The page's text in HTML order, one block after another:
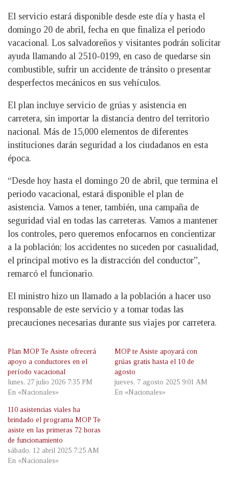
El servicio estará disponible desde este día y hasta el
domingo 20 de abril, fecha en que finaliza el periodo
vacacional. Los salvadoreños y visitantes podrán solicitar
ayuda llamando al 2510-0199, en caso de quedarse sin
combustible, sufrir un accidente de tránsito o presentar
desperfectos mecánicos en sus vehículos.
El plan incluye servicio de grúas y asistencia en
carretera, sin importar la distancia dentro del territorio
nacional. Más de 15,000 elementos de diferentes
instituciones darán seguridad a los ciudadanos en esta
época.
“Desde hoy hasta el domingo 20 de abril, que termina el
periodo vacacional, estará disponible el plan de
asistencia. Vamos a tener, también, una campaña de
seguridad vial en todas las carreteras. Vamos a mantener
los controles, pero queremos enfocarnos en concientizar
a la población; los accidentes no suceden por casualidad,
el principal motivo es la distracción del conductor”,
remarcó el funcionario.
El ministro hizo un llamado a la población a hacer uso
responsable de este servicio y a tomar todas las
precauciones necesarias durante sus viajes por carretera.
Plan MOP Te Asiste ofrecerá
apoyo a conductores en el
período vacacional
lunes, 27 julio 2026 7:35 PM
En «Nacionales»
MOP te Asiste apoyará con
grúas gratis hasta el 10 de
agosto
jueves, 7 agosto 2025 9:01 AM
En «Nacionales»
110 asistencias viales ha
brindado el programa MOP Te
asiste en las primeras 72 horas
de funcionamiento
sábado, 12 abril 2025 7:25 AM
En «Nacionales»